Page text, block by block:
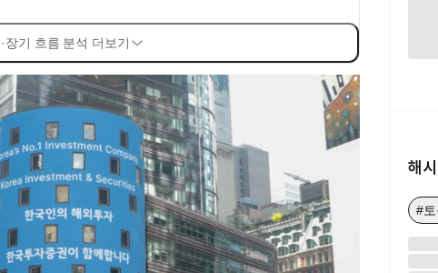
장기 흐름 분석 더보기
해
#토